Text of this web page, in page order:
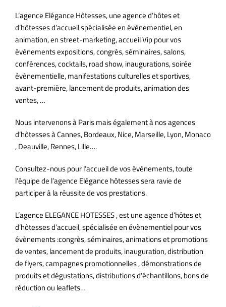
L’agence Elégance Hôtesses, une agence d’hôtes et
d’hôtesses d’accueil spécialisée en évènementiel, en
animation, en street-marketing, accueil Vip pour vos
évènements expositions, congrès, séminaires, salons,
conférences, cocktails, road show, inaugurations, soirée
évènementielle, manifestations culturelles et sportives,
avant-première, lancement de produits, animation des
ventes, …
Nous intervenons à Paris mais également à nos agences
d’hôtesses à Cannes, Bordeaux, Nice, Marseille, Lyon, Monaco
, Deauville, Rennes, Lille….
Consultez-nous pour l’accueil de vos évènements, toute
l’équipe de l’agence Elégance hôtesses sera ravie de
participer à la réussite de vos prestations.
L’agence ELEGANCE HOTESSES , est une agence d’hôtes et
d’hôtesses d’accueil, spécialisée en évènementiel pour vos
évènements :congrès, séminaires, animations et promotions
de ventes, lancement de produits, inauguration, distribution
de flyers, campagnes promotionnelles , démonstrations de
produits et dégustations, distributions d’échantillons, bons de
réduction ou leaflets…